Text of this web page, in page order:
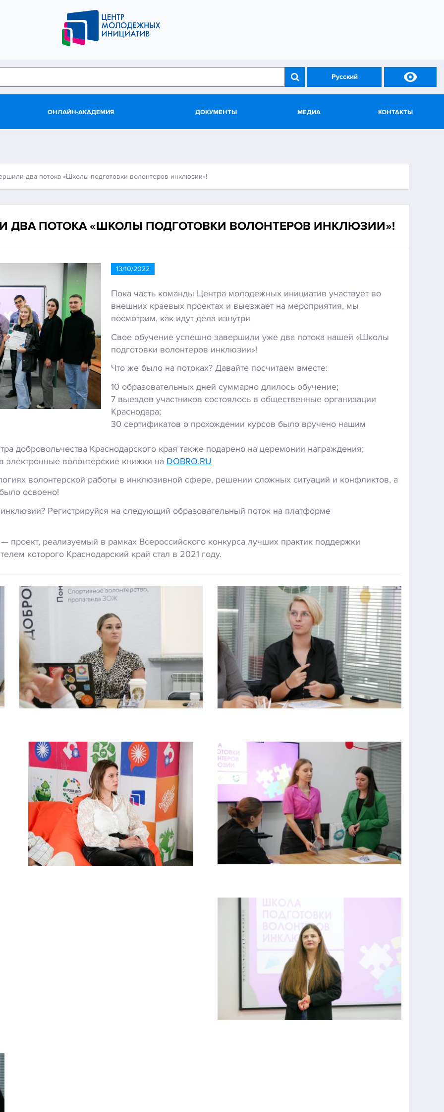
Русский 
ОНЛАЙН-АКАДЕМИЯ ДОКУМЕНТЫ МЕДИА КОНТАКТЫ
два потока «Школы подготовки волонтеров инклюзии»!
ДВА ПОТОКА «ШКОЛЫ ПОДГОТОВКИ ВОЛОНТЕРОВ ИНКЛЮЗИИ»!
13/10/2022
Пока часть команды Центра молодежных инициатив участвует во
внешних краевых проектах и выезжает на мероприятия, мы
посмотрим, как идут дела изнутри
Свое обучение успешно завершили уже два потока нашей «Школы
подготовки волонтеров инклюзии»!
Что же было на потоках? Давайте посчитаем вместе:
10 образовательных дней суммарно длилось обучение;
7 выездов участников состоялось в общественные организации
Краснодара;
30 сертификатов о прохождении курсов было вручено нашим
добровольчества Краснодарского края также подарено на церемонии награждения;
электронные волонтерские книжки на DOBRO.RU
волонтерской работы в инклюзивной сфере, решении сложных ситуаций и конфликтов, а
освоено!
Регистрируйся на следующий образовательный поток на платформе
проект, реализуемый в рамках Всероссийского конкурса лучших практик поддержки
которого Краснодарский край стал в 2021 году.